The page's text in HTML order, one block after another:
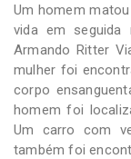
Um homem
vida em seguida
Armando Ritter
mulher foi
corpo
homem foi
Um carro com
também foi